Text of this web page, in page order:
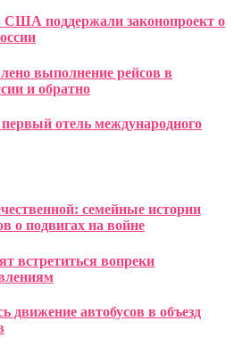
США поддержали законопроект о
выполнение рейсов в
и обратно
отель международного
семейные истории
о подвигах на войне
встретиться вопреки
движение автобусов в объезд